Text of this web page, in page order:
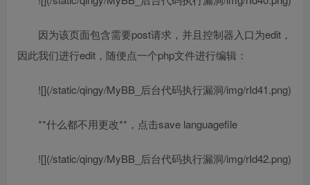
因为该页面包含需要post请求，并且控制器入口为edit，
因此我们进行edit，随便点一个php文件进行编辑：
![](/static/qingy/MyBB_后台代码执行漏洞/img/rId41.png)
**什么都不用更改**，点击save languagefile
![](/static/qingy/MyBB_后台代码执行漏洞/img/rId42.png)